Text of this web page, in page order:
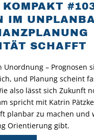
IM
SCHAFFT
Unordnung – Prognosen
und Planung scheint
also lässt sich Zukunft
spricht mit Katrin
planbar zu machen und
Orientierung gibt.